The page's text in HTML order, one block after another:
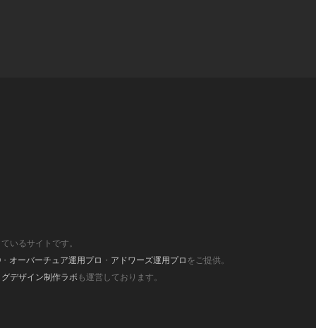
いるサイトです。
・ オーバーチュア運用プロ ・ アドワーズ運用プロ をご提供。
デザイン制作ラボ も運営しております。